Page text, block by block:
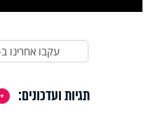
עקבו אחרינו
תגיות ועדכונים: